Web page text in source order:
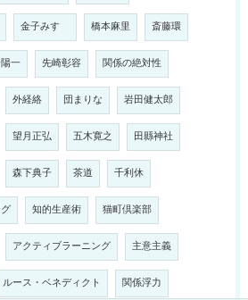
金子みすゞ 橋本麻里 斎藤環
一 先崎彰容 関係の絶対性
外経絡 団まりな 岩田健太郎
望月正弘 五木寛之 田縣神社
森下典子 茶道 千利休
知的生産術 猫町倶楽部
アクティブラーニング 主意主義
ルース・ベネディクト 関係浮力